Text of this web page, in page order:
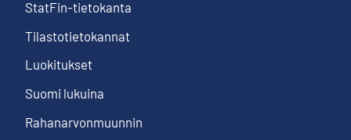
StatFin-tietokanta
Tilastotietokannat
Luokitukset
Suomi lukuina
Rahanarvonmuunnin